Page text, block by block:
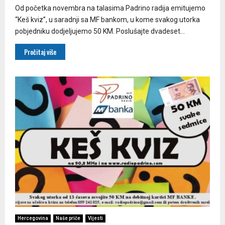
Od početka novembra na talasima Padrino radija emitujemo
“Keš kviz”, u saradnji sa MF bankom, u kome svakog utorka
pobjedniku dodjeljujemo 50 KM. Poslušajte dvadeset...
Pročitaj više
Hercegovina Naše priče Vijesti